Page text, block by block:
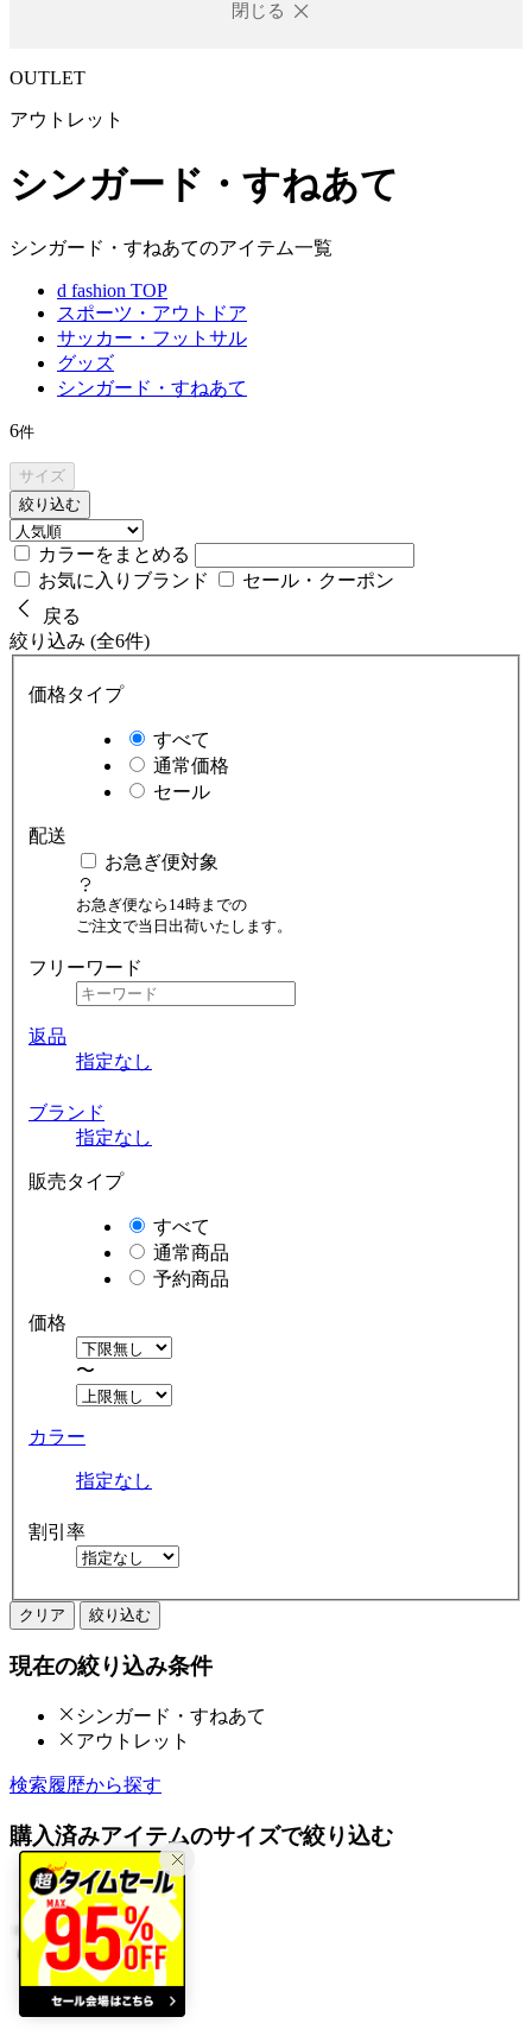
閉じる
OUTLET
アウトレット
シンガード・すねあて
シンガード・すねあてのアイテム一覧
d fashion TOP
スポーツ・アウトドア
サッカー・フットサル
グッズ
シンガード・すねあて
6件
サイズ
絞り込む
カラーをまとめる
お気に入りブランド
セール・クーポン
戻る
絞り込み (全6件)
価格タイプ
すべて
通常価格
セール
配送
お急ぎ便対象
お急ぎ便なら14時までの
ご注文で当日出荷いたします。
フリーワード
返品
指定なし
ブランド
指定なし
販売タイプ
すべて
通常商品
予約商品
価格
〜
カラー
指定なし
割引率
クリア 絞り込む
現在の絞り込み条件
シンガード・すねあて
アウトレット
検索履歴から探す
購入済みアイテムのサイズで絞り込む